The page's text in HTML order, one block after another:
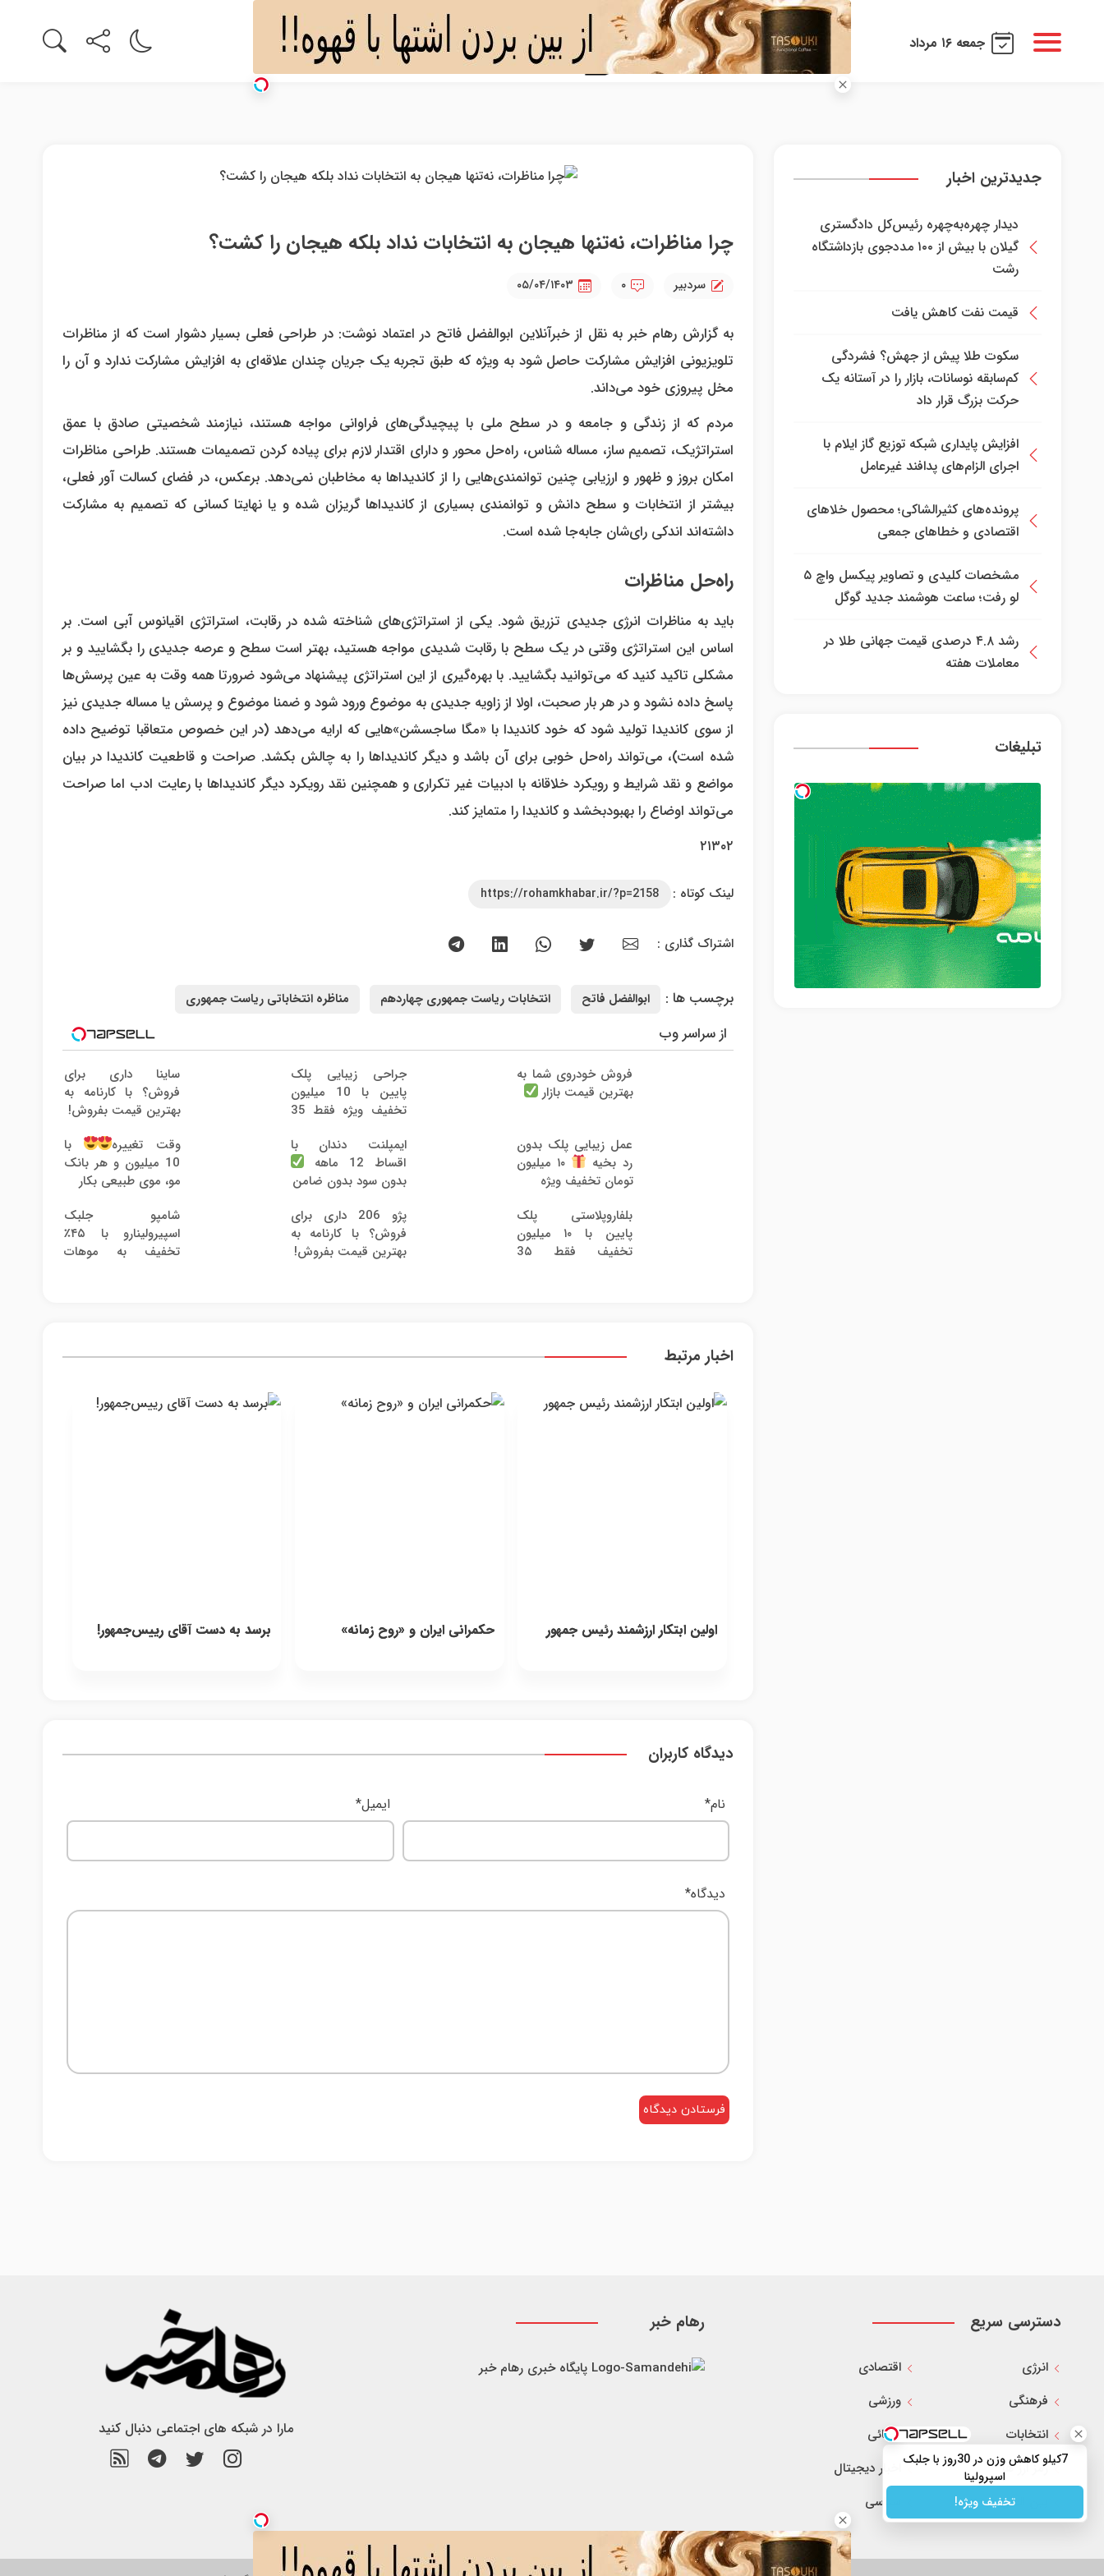
جمعه ۱۶ مرداد
جدیدترین اخبار
دیدار چهره‌به‌چهره رئیس‌کل دادگستری
گیلان با بیش از ۱۰۰ مددجوی بازداشتگاه
رشت
قیمت نفت کاهش یافت
سکوت طلا پیش از جهش؟ فشردگی
کم‌سابقه نوسانات، بازار را در آستانه یک
حرکت بزرگ قرار داد
افزایش پایداری شبکه توزیع گاز ایلام با
اجرای الزام‌های پدافند غیرعامل
پرونده‌های کثیرالشاکی؛ محصول خلا‌های
اقتصادی و خطا‌های جمعی
مشخصات کلیدی و تصاویر پیکسل واچ ۵
لو رفت؛ ساعت هوشمند جدید گوگل
رشد ۴.۸ درصدی قیمت جهانی طلا در
معاملات هفته
تبلیغات
چرا مناظرات، نه‌تنها هیجان به انتخابات نداد بلکه هیجان را کشت؟
سردبیر ۰ ۰۵/۰۴/۱۴۰۳
به گزارش رهام خبر به نقل از خبرآنلاین ابوالفضل فاتح در اعتماد نوشت: در طراحی فعلی بسیار دشوار است که از مناظرات
تلویزیونی افزایش مشارکت حاصل شود به ویژه که طبق تجربه یک جریان چندان علاقه‌ای به افزایش مشارکت ندارد و آن را
مخل پیروزی خود می‌داند.
مردم که از زندگی و جامعه و در سطح ملی با پیچیدگی‌های فراوانی مواجه هستند، نیازمند شخصیتی صادق با عمق
استراتژیک، تصمیم ساز، مساله شناس، راه‌حل محور و دارای اقتدار لازم برای پیاده کردن تصمیمات هستند. طراحی مناظرات
امکان بروز و ظهور و ارزیابی چنین توانمندی‌هایی را از کاندیداها به مخاطبان نمی‌دهد. برعکس، در فضای کسالت آور فعلی،
بیشتر از انتخابات و سطح دانش و توانمندی بسیاری از کاندیداها گریزان شده و یا نهایتا کسانی که تصمیم به مشارکت
داشته‌اند اندکی رای‌شان جابه‌جا شده است.
راه‌حل مناظرات
باید به مناظرات انرژی جدیدی تزریق شود. یکی از استراتژی‌های شناخته شده در رقابت، استراتژی اقیانوس آبی است. بر
اساس این استراتژی وقتی در یک سطح با رقابت شدیدی مواجه هستید، بهتر است سطح و عرصه جدیدی را بگشایید و بر
مشکلی تاکید کنید که می‌توانید بگشایید. با بهره‌گیری از این استراتژی پیشنهاد می‌شود ضرورتا همه وقت به عین پرسش‌ها
پاسخ داده نشود و در هر بار صحبت، اولا از زاویه جدیدی به موضوع ورود شود و ضمنا موضوع و پرسش یا مساله جدیدی نیز
از سوی کاندیدا تولید شود که خود کاندیدا با «مگا ساجسشن»‌هایی که ارایه می‌دهد (در این خصوص متعاقبا توضیح داده
شده است)، می‌تواند راه‌حل خوبی برای آن باشد و دیگر کاندیداها را به چالش بکشد. صراحت و قاطعیت کاندیدا در بیان
مواضع و نقد شرایط و رویکرد خلاقانه با ادبیات غیر تکراری و همچنین نقد رویکرد دیگر کاندیداها با رعایت ادب اما صراحت
می‌تواند اوضاع را بهبودبخشد و کاندیدا را متمایز کند.
۲۱۳۰۲
لینک کوتاه : https://rohamkhabar.ir/?p=2158
اشتراک گذاری :
برچسب ها : ابوالفضل فاتح انتخابات ریاست جمهوری چهاردهم مناظره انتخاباتی ریاست جمهوری
از سراسر وب
فروش خودروی شما به
بهترین قیمت بازار
جراحی زیبایی پلک
پایین با 10 میلیون
تخفیف ویژه فقط 35
ساینا داری برای
فروش؟ با کارنامه به
بهترین قیمت بفروش!
عمل زیبایی پلک بدون
رد بخیه
۱۰ میلیون
تومان تخفیف ویژه
ایمپلنت دندان با
اقساط 12 ماهه
بدون سود بدون ضامن
وقت تغییره
با
10 میلیون و هر بانک
مو، موی طبیعی بکار
بلفاروپلاستی پلک
پایین با ۱۰ میلیون
تخفیف فقط 3۵
پژو 206 داری برای
فروش؟ با کارنامه به
بهترین قیمت بفروش!
شامپو جلبک
اسپیرولینارو با ۴۵٪
تخفیف به موهات
اخبار مرتبط
اولین ابتکار ارزشمند رئیس جمهور حکمرانی ایران و «روح زمانه» برسد به دست آقای رییس‌جمهور!
دیدگاه کاربران
دیدگاه*
نام* ایمیل*
دسترسی سریع
انرژی
اقتصادی
فرهنگی
ورزشی
انتخابات
قضائی
رمز ارز ها
اخبار دیجیتال
بین الملل
سیاسی
رهام خبر
پایگاه خبری رهام خبر
مارا در شبکه های اجتماعی دنبال کنید
7کیلو کاهش وزن در 30روز با جلبک
اسپرولینا
تخفیف ویژه!